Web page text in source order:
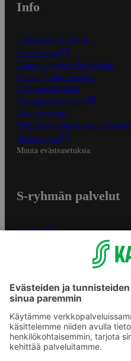
Info
S-Business yrityksille
Oiva-raportit
Osuuskauppojen yhteystiedot
Tilaus- ja toimitusehdot
Tietosuojakäytäntö
Palvelun käyttöehdot
Saavutettavuus
Mobiilisovelluksen saavutettavuus
Mainostajalle
Muuta evästeasetuksia
S-ryhmän palvelut
S-ryhmä
Yhteishyvä Ruoka -sovellus
Prisma.fi
Sokos.fi
Yhteishyvä
Sokos Hotels
Raflaamo